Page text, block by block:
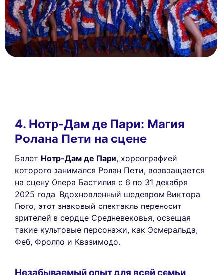
4. Нотр-Дам де Пари: Магия
Ролана Пети на сцене
Балет Нотр-Дам де Пари, хореографией
которого занимался Ролан Пети, возвращается
на сцену Опера Бастилия с 6 по 31 декабря
2025 года. Вдохновленный шедевром Виктора
Гюго, этот знаковый спектакль переносит
зрителей в сердце Средневековья, освещая
такие культовые персонажи, как Эсмеральда,
Феб, Фролло и Квазимодо.
Незабываемый опыт для всей семьи